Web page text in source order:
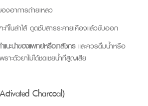
งอาการถ่ายเหลว
ที่ในลำไส้ ดูดซับสารระคายเคืองแล้วขับออก
แนะนำของแพทย์หรือเภสัชกรและควรดื่มน้ำหรือ
าะตัวยาไม่ได้ชดเชยน้ำที่สูญเสีย
Activated Charcoal)